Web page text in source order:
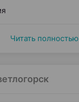
Читать полностью